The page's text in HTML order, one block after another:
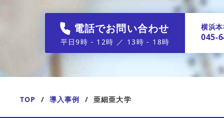
電話でお問い合わせ
平日9時 - 12時 ／ 13時 - 18時
横浜
045-
TOP 導入事例 亜細亜大学